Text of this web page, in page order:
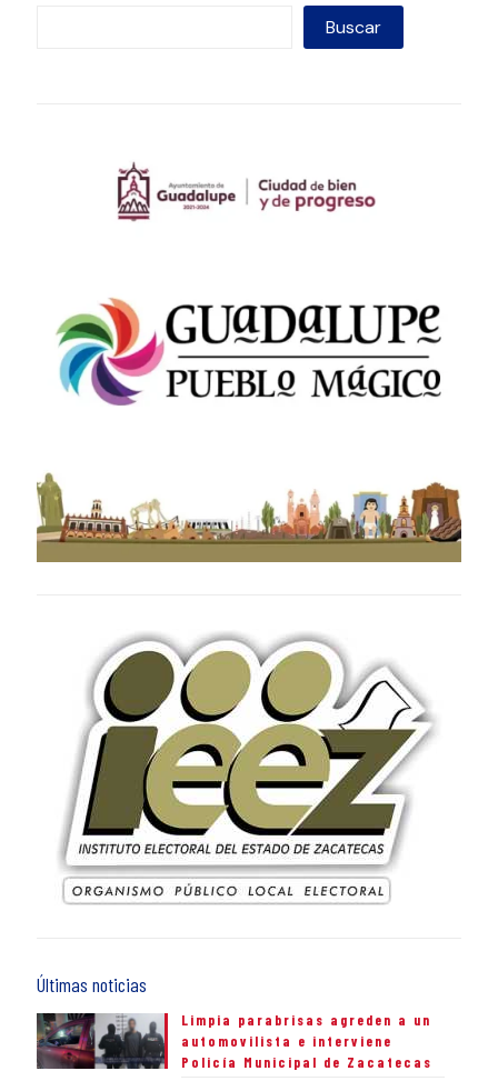
Buscar
Últimas noticias
Limpia parabrisas agreden a un
automovilista e interviene
Policía Municipal de Zacatecas